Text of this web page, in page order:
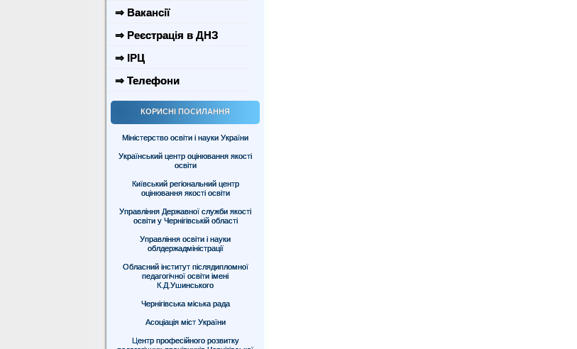
⇒ Вакансії
⇒ Реєстрація в ДНЗ
⇒ ІРЦ
⇒ Телефони
КОРИСНІ ПОСИЛАННЯ
Міністерство освіти і науки України
Український центр оцінювання якості
освіти
Київський регіональний центр
оцінювання якості освіти
Управління Державної служби якості
освіти у Чернігівській області
Управління освіти і науки
облдержадміністрації
Обласний інститут післядипломної
педагогічної освіти імені
К.Д.Ушинського
Чернігівська міська рада
Асоціація міст України
Центр професійного розвитку